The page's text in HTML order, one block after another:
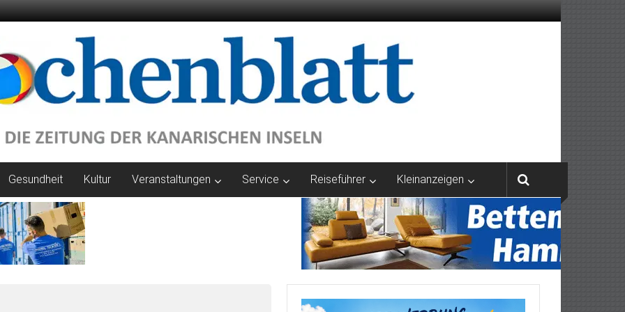
Gesundheit Kultur Veranstaltungen Service Reiseführer Kleinanzeigen